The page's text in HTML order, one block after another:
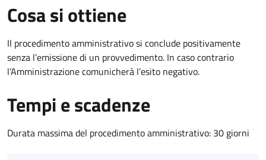
Cosa si ottiene
Il procedimento amministrativo si conclude positivamente
senza l’emissione di un provvedimento. In caso contrario
l’Amministrazione comunicherà l’esito negativo.
Tempi e scadenze
Durata massima del procedimento amministrativo: 30 giorni